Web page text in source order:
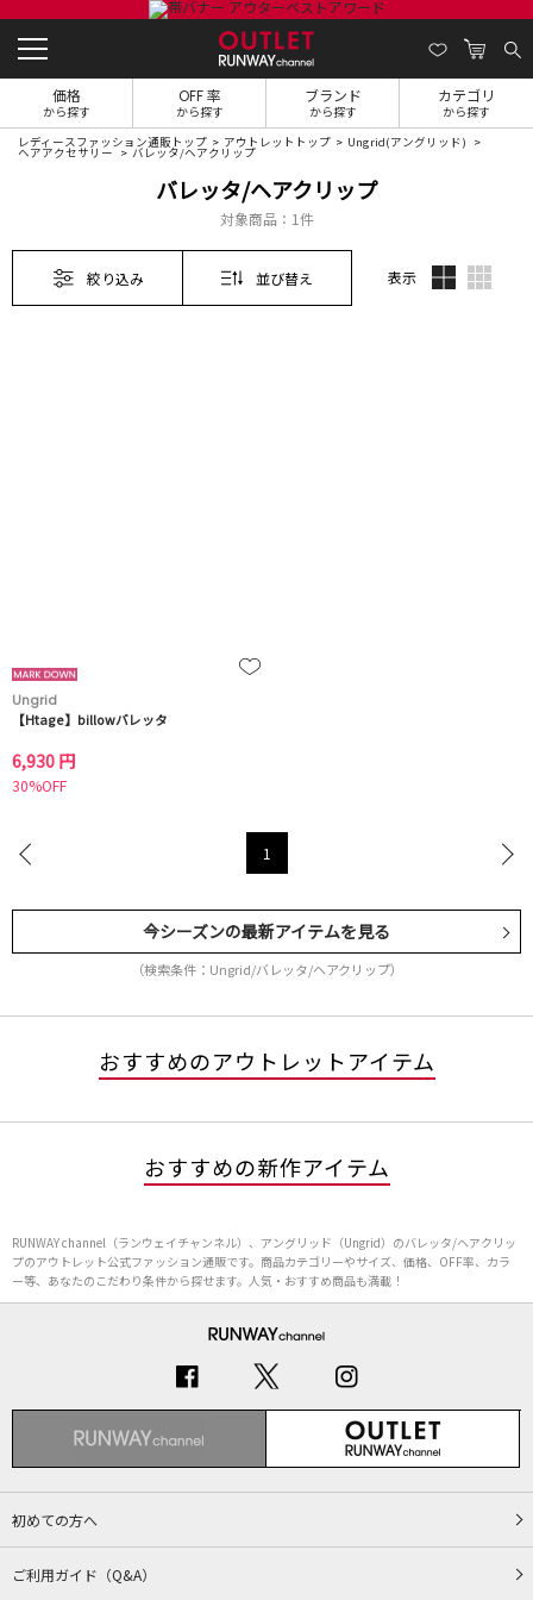
価格
から探す
OFF 率
から探す
ブランド
から探す
カテゴリ
から探す
レディースファッション通販トップ アウトレットトップ Ungrid(アングリッド)
ヘアアクセサリー バレッタ/ヘアクリップ
バレッタ/ヘアクリップ
対象商品： 1件
絞り込み 並び替え 表示
Ungrid
【Htage】billowバレッタ
6,930 円
30%OFF
1
今シーズンの最新アイテムを見る
（検索条件：Ungrid/バレッタ/ヘアクリップ）
おすすめのアウトレットアイテム
おすすめの新作アイテム
RUNWAY channel（ランウェイチャンネル）、アングリッド（Ungrid）のバレッタ/ヘアクリッ
プのアウトレット公式ファッション通販です。商品カテゴリーやサイズ、価格、OFF率、カラ
ー等、あなたのこだわり条件から探せます。人気・おすすめ商品も満載！
初めての方へ
ご利用ガイド（Q&A）